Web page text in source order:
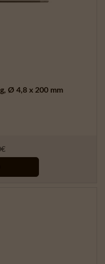
Ø 4,8 x 200 mm
€